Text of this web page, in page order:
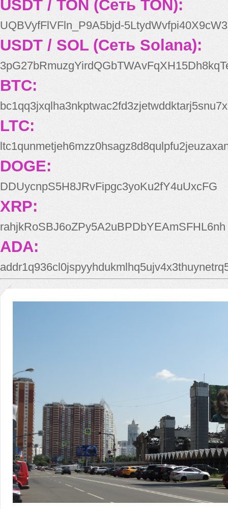
USDT / TON (Сеть TON):
UQBVyfFlVFln_P9A5bjd-
USDT / SOL (Сеть Solana):
BTC:
bc1qq3jxqlha3nkptwac2fd3zjetwddktarj5snu7x
LTC:
DOGE:
DDUycnpS5H8JRvFipgc3yoKu2fY4uUxcFG
XRP:
rahjkRoSBJ6oZPy5A2uBPDbYEAmSFHL6nh
ADA: